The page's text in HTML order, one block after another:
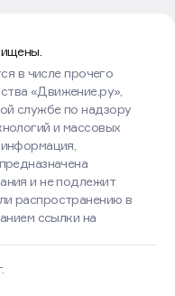
в числе прочего
«Движение.ру»,
службе по надзору
и массовых
и не подлежит
распространению в
ссылки на